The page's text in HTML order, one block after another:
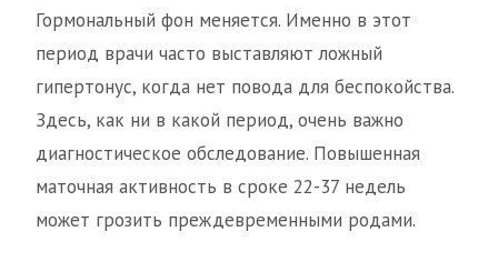
Гормональный фон меняется. Именно в этот
период врачи часто выставляют ложный
гипертонус, когда нет повода для беспокойства.
Здесь, как ни в какой период, очень важно
диагностическое обследование. Повышенная
маточная активность в сроке 22-37 недель
может грозить преждевременными родами.